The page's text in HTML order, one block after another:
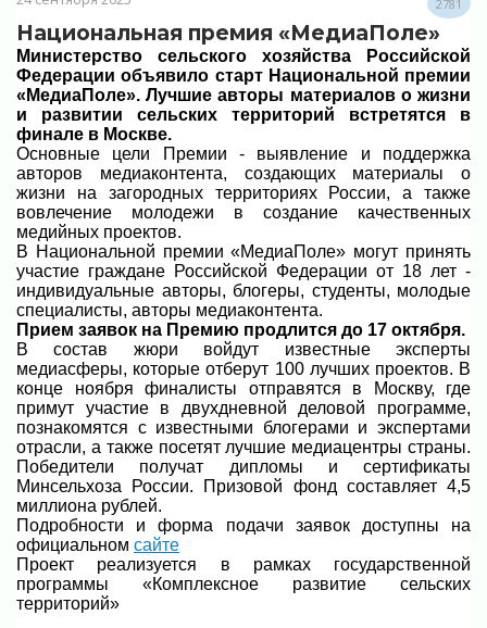
2781
Национальная премия «МедиаПоле»
Министерство сельского хозяйства Российской
Федерации объявило старт Национальной премии
«МедиаПоле». Лучшие авторы материалов о жизни
и развитии сельских территорий встретятся в
финале в Москве.
Основные цели Премии - выявление и поддержка
авторов медиаконтента, создающих материалы о
жизни на загородных территориях России, а также
вовлечение молодежи в создание качественных
медийных проектов.
В Национальной премии «МедиаПоле» могут принять
участие граждане Российской Федерации от 18 лет -
индивидуальные авторы, блогеры, студенты, молодые
специалисты, авторы медиаконтента.
Прием заявок на Премию продлится до 17 октября.
В состав жюри войдут известные эксперты
медиасферы, которые отберут 100 лучших проектов. В
конце ноября финалисты отправятся в Москву, где
примут участие в двухдневной деловой программе,
познакомятся с известными блогерами и экспертами
отрасли, а также посетят лучшие медиацентры страны.
Победители получат дипломы и сертификаты
Минсельхоза России. Призовой фонд составляет 4,5
миллиона рублей.
Подробности и форма подачи заявок доступны на
официальном сайте
Проект реализуется в рамках государственной
программы «Комплексное развитие сельских
территорий»